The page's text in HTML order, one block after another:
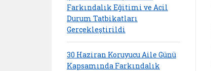
Farkındalık Eğitimi ve Acil
Durum Tatbikatları
Gerçekleştirildi
30 Haziran Koruyucu Aile Günü
Kapsamında Farkındalık